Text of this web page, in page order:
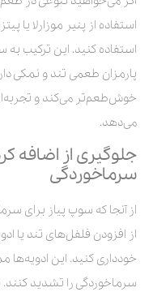
استفاده از پنیر موزارلا یا
استفاده کنید. این ترکیب
پارمزان طعمی تند و نمکی
خوش‌طعم‌تر می‌کند و
می‌دهد.
جلوگیری از اضافه
سرماخوردگی
از آنجا که سوپ پیاز برای
از افزودن فلفل‌های تند یا
خودداری کنید. این ادویه‌ها
سرماخوردگی را تشدید کنند.